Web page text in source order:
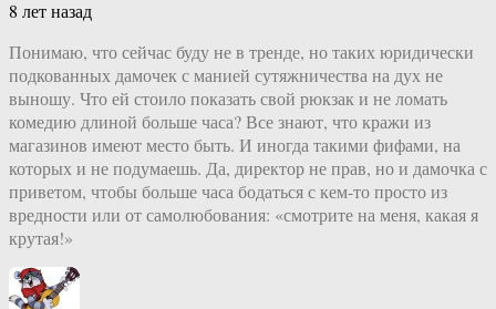
8 лет назад
Понимаю, что сейчас буду не в тренде, но таких юридически
подкованных дамочек с манией сутяжничества на дух не
выношу. Что ей стоило показать свой рюкзак и не ломать
комедию длиной больше часа? Все знают, что кражи из
магазинов имеют место быть. И иногда такими фифами, на
которых и не подумаешь. Да, директор не прав, но и дамочка с
приветом, чтобы больше часа бодаться с кем-то просто из
вредности или от самолюбования: «смотрите на меня, какая я
крутая!»